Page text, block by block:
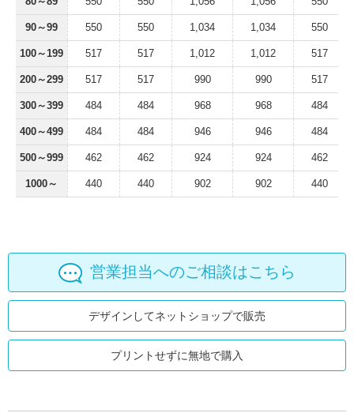
90～99 550 550 1,034 1,034 550
100～199 517 517 1,012 1,012 517
200～299 517 517 990 990 517
300～399 484 484 968 968 484
400～499 484 484 946 946 484
500～999 462 462 924 924 462
1000～ 440 440 902 902 440
営業担当へのご相談はこちら
デザインしてネットショップで販売
プリントせずに無地で購入